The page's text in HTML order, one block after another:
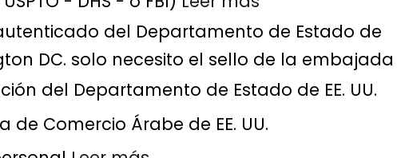
del Departamento de Estado de
DC. solo necesito el sello de la embajada
del Departamento de Estado de EE. UU.
Comercio Árabe de EE. UU.